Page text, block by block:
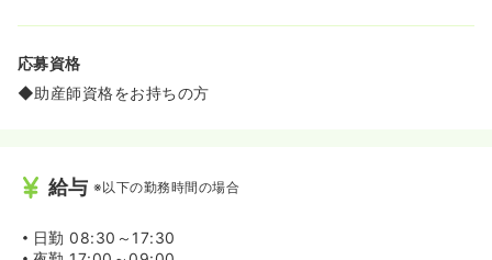
応募資格
◆助産師資格をお持ちの方
給与 ※以下の勤務時間の場合
日勤 08:30～17:30